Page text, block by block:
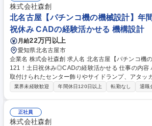
株式会社森創
北名古屋【パチンコ機の機械設計】年
祝休み CADの経験活かせる 機構設計
月給22万円以上
愛知県北名古屋市
企業名 株式会社森創 求人名 北名古屋【パチンコ機の機械設計】年間休日
121！土日祝休み◎CADの経験活かせる 仕事の内容 パチンコ機の盤面に
取付けられたセンター飾りやサイドランプ、アタッ
設計をご担当いただきます。仕様書やデザイン画を
現化いただきます。経験が浅い方でも先輩が丁寧に
スタートできる環境です◎ 商品を創り上げるやりが
業界未経験歓迎 年間休日120日以上 転勤なし 退職
正社員
株式会社森創